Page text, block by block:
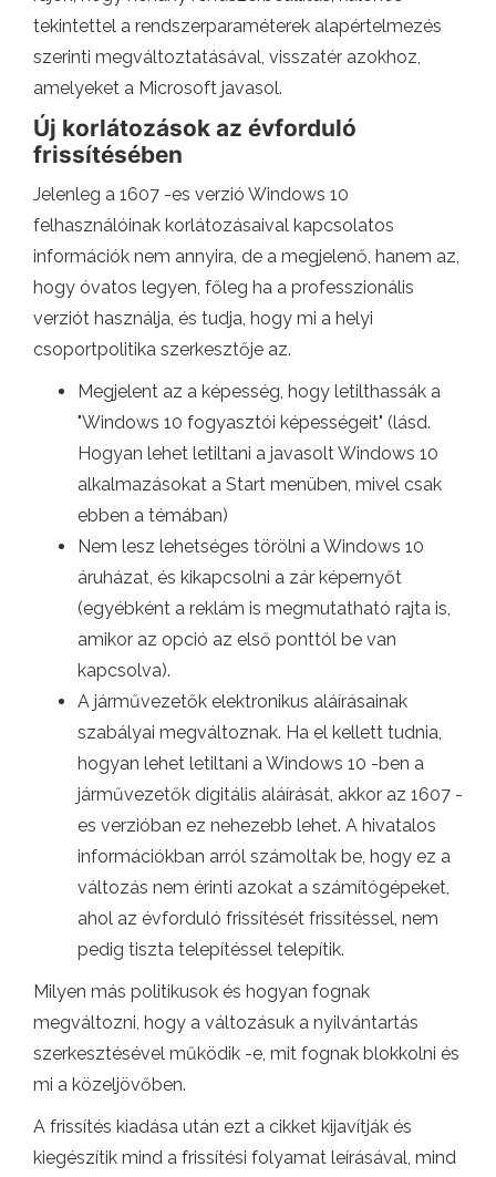
tekintettel a rendszerparaméterek alapértelmezés
szerinti megváltoztatásával, visszatér azokhoz,
amelyeket a Microsoft javasol.
Új korlátozások az évforduló
frissítésében
Jelenleg a 1607 -es verzió Windows 10
felhasználóinak korlátozásaival kapcsolatos
információk nem annyira, de a megjelenő, hanem az,
hogy óvatos legyen, főleg ha a professzionális
verziót használja, és tudja, hogy mi a helyi
csoportpolitika szerkesztője az.
Megjelent az a képesség, hogy letilthassák a
"Windows 10 fogyasztói képességeit" (lásd.
Hogyan lehet letiltani a javasolt Windows 10
alkalmazásokat a Start menüben, mivel csak
ebben a témában)
Nem lesz lehetséges törölni a Windows 10
áruházat, és kikapcsolni a zár képernyőt
(egyébként a reklám is megmutatható rajta is,
amikor az opció az első ponttól be van
kapcsolva).
A járművezetők elektronikus aláírásainak
szabályai megváltoznak. Ha el kellett tudnia,
hogyan lehet letiltani a Windows 10 -ben a
járművezetők digitális aláírását, akkor az 1607 -
es verzióban ez nehezebb lehet. A hivatalos
információkban arról számoltak be, hogy ez a
változás nem érinti azokat a számítógépeket,
ahol az évforduló frissítését frissítéssel, nem
pedig tiszta telepítéssel telepítik.
Milyen más politikusok és hogyan fognak
megváltozni, hogy a változásuk a nyilvántartás
szerkesztésével működik -e, mit fognak blokkolni és
mi a közeljövőben.
A frissítés kiadása után ezt a cikket kijavítják és
kiegészítik mind a frissítési folyamat leírásával, mind